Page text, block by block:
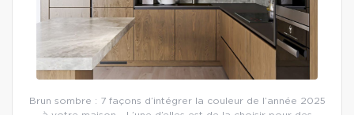
Brun sombre : 7 façons d’intégrer la couleur de l’année 2025